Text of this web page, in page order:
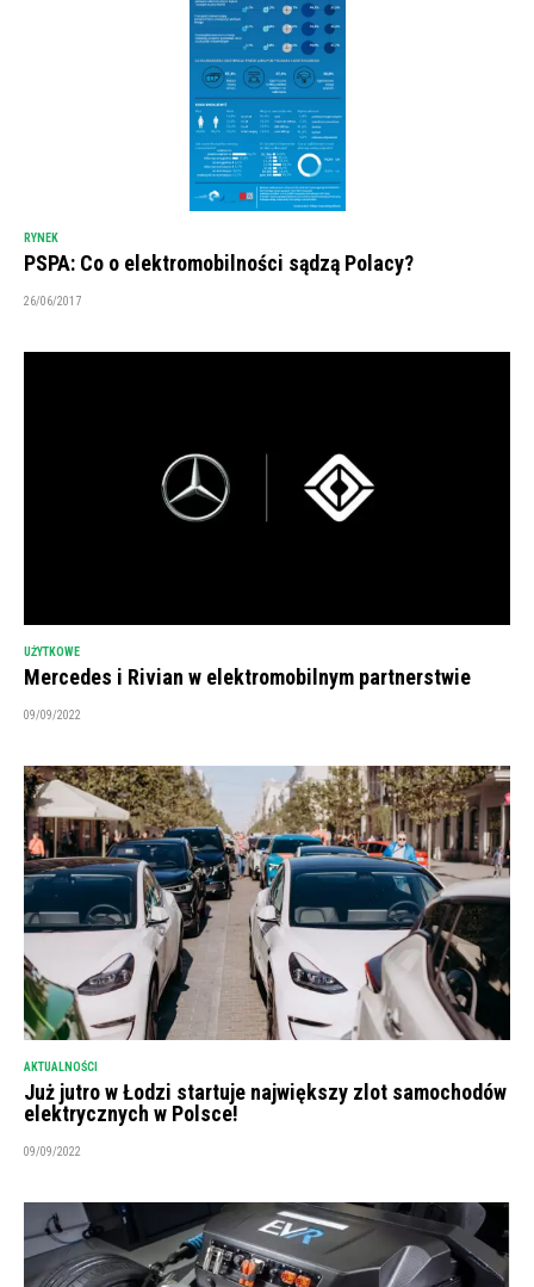
RYNEK
PSPA: Co o elektromobilności sądzą Polacy?
26/06/2017
UŻYTKOWE
Mercedes i Rivian w elektromobilnym partnerstwie
09/09/2022
AKTUALNOŚCI
Już jutro w Łodzi startuje największy zlot samochodów
elektrycznych w Polsce!
09/09/2022